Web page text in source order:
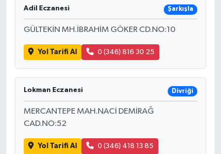
Adil Eczanesi Şarkışla
GÜLTEKİN MH.İBRAHİM GÖKER CD.NO:10
Yol Tarifi Al 0 (346) 816 30 25
Lokman Eczanesi Divriği
MERCANTEPE MAH.NACİ DEMİRAĞ
CAD.NO:52
Yol Tarifi Al 0 (346) 418 13 85